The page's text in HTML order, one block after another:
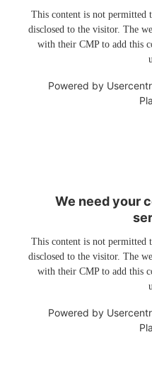
This content is not permitted
disclosed to the visitor. The
with their CMP to add this
Powered by
We need your
This content is not permitted
disclosed to the visitor. The
with their CMP to add this
Powered by